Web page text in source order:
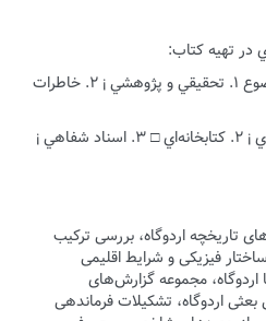
در تهيه كتاب:
ـ نوع كتاب براساس عنوان و موضوع ۱. تحقيقي و پژوهشي ¡ ۲. خاطرات
فصل‌های تاریخچه اردوگاه، بررسی ترکیب
فیزیکی و شرایط اقلیمی
اردوگاه، مجموعه گزارش‌های
اردوگاه، تشکیلات فرماندهی